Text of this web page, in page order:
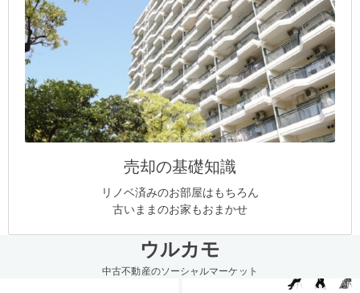
売却の基礎知識
リノベ済みのお部屋はもちろん
古いままのお家もおまかせ
ウルカモ
中古不動産のソーシャルマーケット